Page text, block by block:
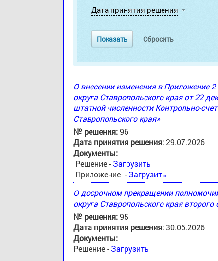
Дата принятия решения
О внесении изменения в Приложение
округа Ставропольского края от 22
штатной численности Контрольно-
Ставропольского края»
№ решения:96
Дата принятия решения:29.07.2026
Документы:
Решение - Загрузить
Приложение - Загрузить
О досрочном прекращении
округа Ставропольского края
№ решения:95
Дата принятия решения:30.06.2026
Документы:
Решение - Загрузить